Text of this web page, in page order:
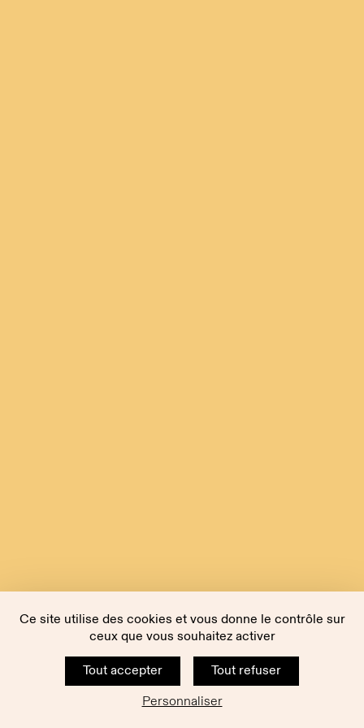
Ce site utilise des cookies et vous donne le contrôle sur
ceux que vous souhaitez activer
Tout accepter
Tout refuser
Personnaliser